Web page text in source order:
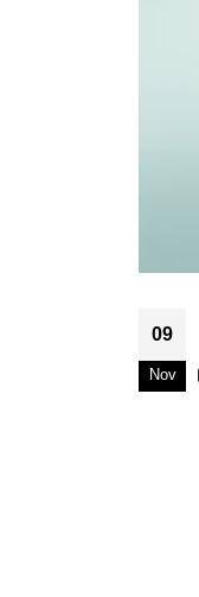
09
Nov